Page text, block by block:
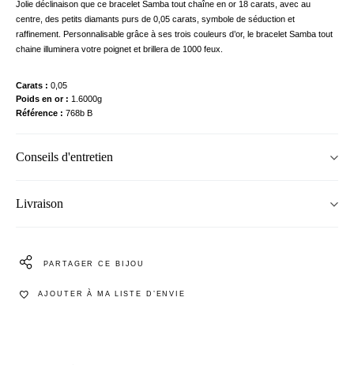
Jolie déclinaison que ce bracelet Samba tout chaîne en or 18 carats, avec au
centre, des petits diamants purs de 0,05 carats, symbole de séduction et
raffinement. Personnalisable grâce à ses trois couleurs d’or, le bracelet Samba tout
chaine illuminera votre poignet et brillera de 1000 feux.
Carats
0,05
Poids en or
1.6000g
Référence
768b B
Conseils d'entretien
Livraison
PARTAGER CE BIJOU
AJOUTER À MA LISTE D’ENVIE